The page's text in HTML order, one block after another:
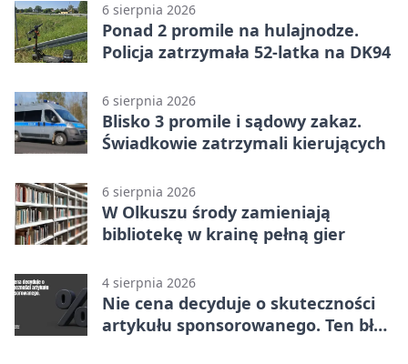
6 sierpnia 2026
Ponad 2 promile na hulajnodze.
Policja zatrzymała 52-latka na DK94
6 sierpnia 2026
Blisko 3 promile i sądowy zakaz.
Świadkowie zatrzymali kierujących
6 sierpnia 2026
W Olkuszu środy zamieniają
bibliotekę w krainę pełną gier
4 sierpnia 2026
Nie cena decyduje o skuteczności
artykułu sponsorowanego. Ten błąd